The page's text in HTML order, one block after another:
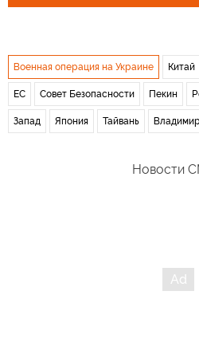
Военная операция на Украине Китай
ЕС Совет Безопасности Пекин
Запад Япония Тайвань
Новости